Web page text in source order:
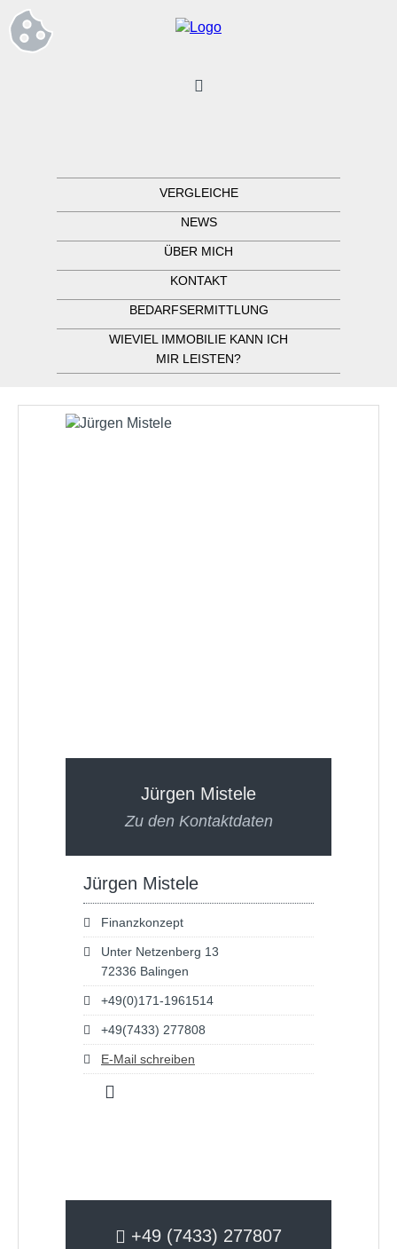
VERGLEICHE
NEWS
ÜBER MICH
KONTAKT
BEDARFSERMITTLUNG
WIEVIEL IMMOBILIE KANN ICH
MIR LEISTEN?
Jürgen Mistele
Zu den Kontaktdaten
Jürgen Mistele
Finanzkonzept
Unter Netzenberg 13
72336 Balingen
+49(0)171-1961514
+49(7433) 277808
E-Mail schreiben
+49 (7433) 277807